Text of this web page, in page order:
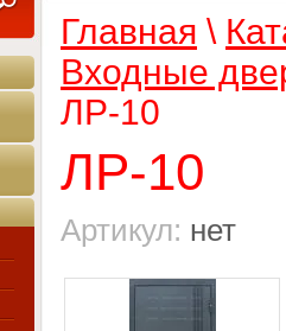
Главная \
Входные
ЛР-10
ЛР-10
Артикул: нет